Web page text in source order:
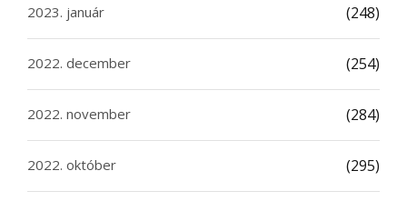
2023. január (248)
2022. december (254)
2022. november (284)
2022. október (295)